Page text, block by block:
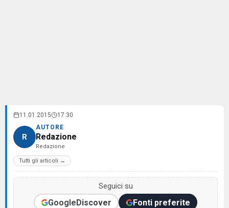
11.01.2015 17:30
R
AUTORE
Redazione
Redazione
Tutti gli articoli →
Seguici su
GoogleDiscover Fonti preferite